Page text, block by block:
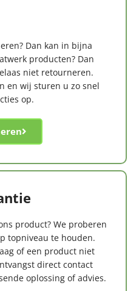
Dan kan in bijna
producten? Dan
niet retourneren.
en wij sturen u zo snel
op.
product? We proberen
topniveau te houden.
of een product niet
direct contact
oplossing of advies.